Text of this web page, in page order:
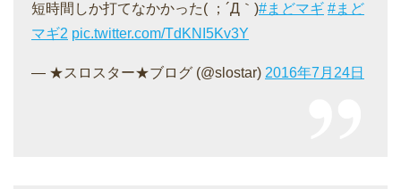
短時間しか打てなかかった( ；´Д｀)#まどマギ #まど
マギ2 pic.twitter.com/TdKNI5Kv3Y
— ★スロスター★ブログ (@slostar) 2016年7月24日